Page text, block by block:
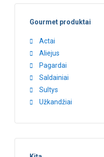
Gourmet produktai
Actai
Aliejus
Pagardai
Saldainiai
Sultys
Užkandžiai